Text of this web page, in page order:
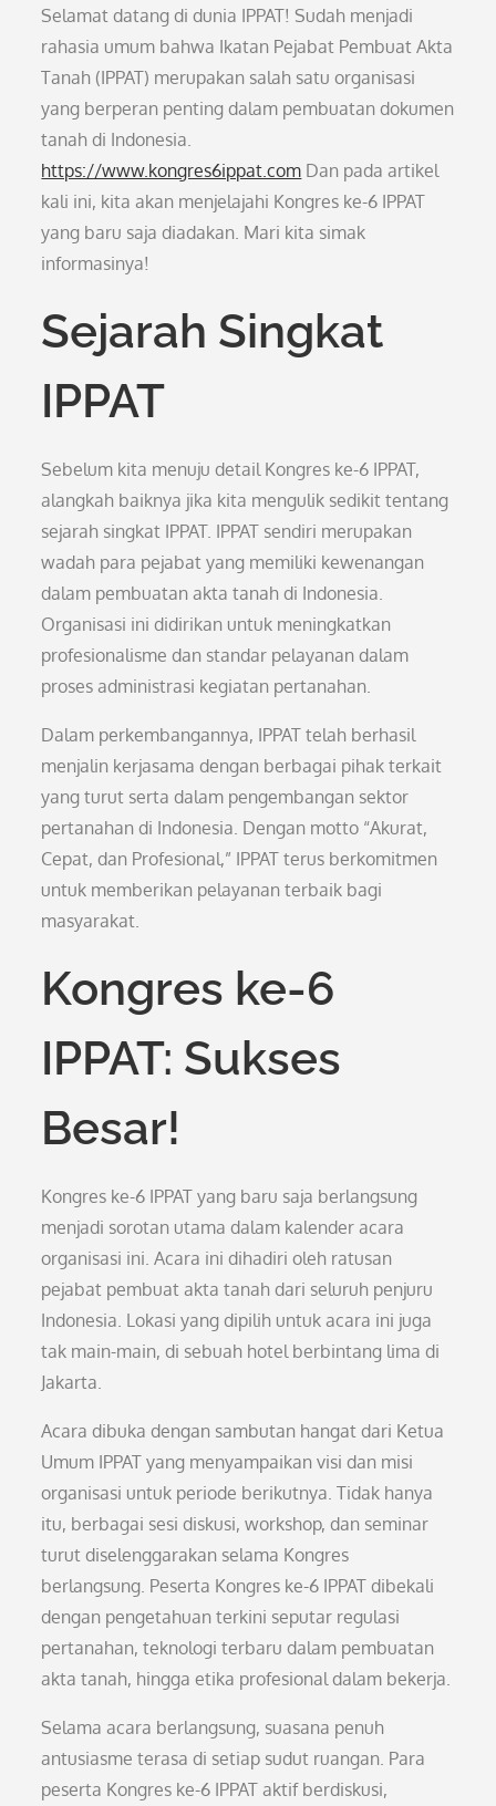
Selamat datang di dunia IPPAT! Sudah menjadi
rahasia umum bahwa Ikatan Pejabat Pembuat Akta
Tanah (IPPAT) merupakan salah satu organisasi
yang berperan penting dalam pembuatan dokumen
tanah di Indonesia.
https://www.kongres6ippat.com Dan pada artikel
kali ini, kita akan menjelajahi Kongres ke-6 IPPAT
yang baru saja diadakan. Mari kita simak
informasinya!
Sejarah Singkat
IPPAT
Sebelum kita menuju detail Kongres ke-6 IPPAT,
alangkah baiknya jika kita mengulik sedikit tentang
sejarah singkat IPPAT. IPPAT sendiri merupakan
wadah para pejabat yang memiliki kewenangan
dalam pembuatan akta tanah di Indonesia.
Organisasi ini didirikan untuk meningkatkan
profesionalisme dan standar pelayanan dalam
proses administrasi kegiatan pertanahan.
Dalam perkembangannya, IPPAT telah berhasil
menjalin kerjasama dengan berbagai pihak terkait
yang turut serta dalam pengembangan sektor
pertanahan di Indonesia. Dengan motto “Akurat,
Cepat, dan Profesional,” IPPAT terus berkomitmen
untuk memberikan pelayanan terbaik bagi
masyarakat.
Kongres ke-6
IPPAT: Sukses
Besar!
Kongres ke-6 IPPAT yang baru saja berlangsung
menjadi sorotan utama dalam kalender acara
organisasi ini. Acara ini dihadiri oleh ratusan
pejabat pembuat akta tanah dari seluruh penjuru
Indonesia. Lokasi yang dipilih untuk acara ini juga
tak main-main, di sebuah hotel berbintang lima di
Jakarta.
Acara dibuka dengan sambutan hangat dari Ketua
Umum IPPAT yang menyampaikan visi dan misi
organisasi untuk periode berikutnya. Tidak hanya
itu, berbagai sesi diskusi, workshop, dan seminar
turut diselenggarakan selama Kongres
berlangsung. Peserta Kongres ke-6 IPPAT dibekali
dengan pengetahuan terkini seputar regulasi
pertanahan, teknologi terbaru dalam pembuatan
akta tanah, hingga etika profesional dalam bekerja.
Selama acara berlangsung, suasana penuh
antusiasme terasa di setiap sudut ruangan. Para
peserta Kongres ke-6 IPPAT aktif berdiskusi,